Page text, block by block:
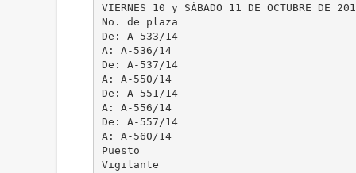
VIERNES 10 y SÁBADO 11 DE OCTUBRE DE
No. de plaza
De: A-533/14
A: A-536/14
De: A-537/14
A: A-550/14
De: A-551/14
A: A-556/14
De: A-557/14
A: A-560/14
Puesto
Vigilante